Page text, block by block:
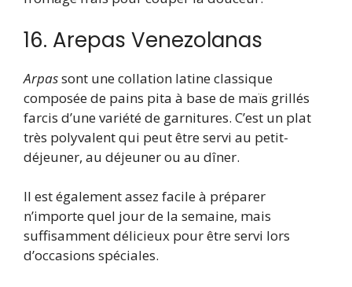
16. Arepas Venezolanas
Arpassont une collation latine classique
composée de pains pita à base de maïs grillés
farcis d’une variété de garnitures. C’est un plat
très polyvalent qui peut être servi au petit-
déjeuner, au déjeuner ou au dîner.
Il est également assez facile à préparer
n’importe quel jour de la semaine, mais
suffisamment délicieux pour être servi lors
d’occasions spéciales.